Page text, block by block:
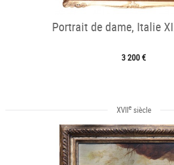
Portrait de dame, Italie
3 200 €
XVIIesiècle